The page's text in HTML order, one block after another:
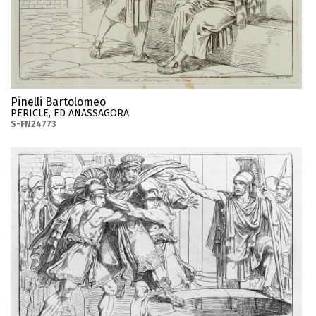
Pinelli Bartolomeo
PERICLE, ED ANASSAGORA
S-FN24773